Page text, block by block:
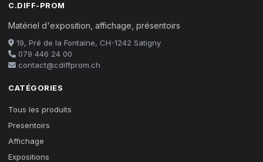
C.DIFF-PROM
Matériel d'exposition, affichage, présentoirs
19, Pré de la Fontaine, CH-1242 Satigny
079 446 24 00
contact@cdiffprom.ch
CATÉGORIES
Tous les produits
Presentoirs
Affichage
Expositions